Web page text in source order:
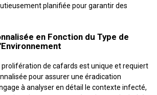
planifiée pour garantir des
en Fonction du Type de
prolifération de cafards est unique et requiert
pour assurer une éradication
à analyser en détail le contexte infecté,